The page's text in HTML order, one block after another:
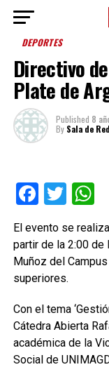
DEPORTES
Directivo
Plate de
Published 8
By Sala de
El evento se
partir de la 2:00 de
Muñoz del
superiores.
Con el tema
Cátedra Abierta
académica de la
Social de